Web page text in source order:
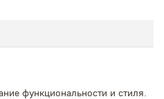
функциональности и стиля.